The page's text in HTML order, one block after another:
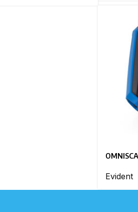
Evident